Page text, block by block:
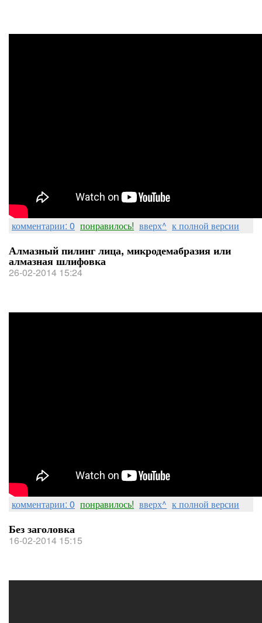
комментарии: 0 понравилось! вверх^ к полной версии
Алмазный пилинг лица, микродемабразия или
алмазная шлифовка
26-02-2014 15:24
комментарии: 0 понравилось! вверх^ к полной версии
Без заголовка
16-02-2014 15:15